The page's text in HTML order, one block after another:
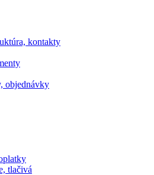
kontakty
objednávky
tlačivá